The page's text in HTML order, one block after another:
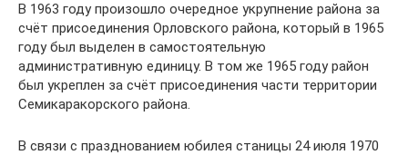
В 1963 году произошло очередное укрупнение района за
счёт присоединения Орловского района, который в 1965
году был выделен в самостоятельную
административную единицу. В том же 1965 году район
был укреплен за счёт присоединения части территории
Семикаракорского района.
В связи с празднованием юбилея станицы 24 июля 1970